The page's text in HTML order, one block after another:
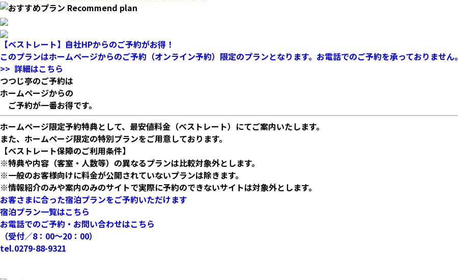
【ベストレート】自社HPからのご予約がお得！
このプランはホームページからのご予約（オンライン予約）限定のプランとなります。お電話でのご予約を承っておりません。
>> 詳細はこちら
つつじ亭のご予約は
ホームページからの
ご予約が一番お得です。
ホームページ限定予約特典として、最安値料金（ベストレート）にてご案内いたします。
また、ホームページ限定の特別プランをご用意しております。
【ベストレート保障のご利用条件】
※特典や内容（客室・人数等）の異なるプランは比較対象外とします。
※一般のお客様向けに料金が公開されていないプランは除きます。
※情報紹介のみや案内のみのサイトで実際に予約のできないサイトは対象外とします。
お客さまに合った宿泊プランをご予約いただけます
宿泊プラン一覧はこちら
お電話でのご予約・お問い合わせはこちら
（受付／8：00〜20：00）
tel.0279-88-9321